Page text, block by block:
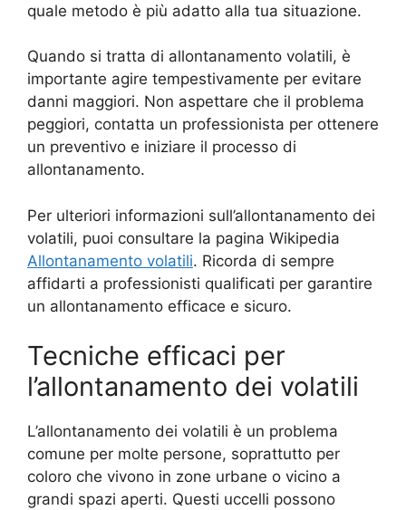
quale metodo è più adatto alla tua situazione.
Quando si tratta di allontanamento volatili, è
importante agire tempestivamente per evitare
danni maggiori. Non aspettare che il problema
peggiori, contatta un professionista per ottenere
un preventivo e iniziare il processo di
allontanamento.
Per ulteriori informazioni sull’allontanamento dei
volatili, puoi consultare la pagina Wikipedia
Allontanamento volatili. Ricorda di sempre
affidarti a professionisti qualificati per garantire
un allontanamento efficace e sicuro.
Tecniche efficaci per
l’allontanamento dei volatili
L’allontanamento dei volatili è un problema
comune per molte persone, soprattutto per
coloro che vivono in zone urbane o vicino a
grandi spazi aperti. Questi uccelli possono